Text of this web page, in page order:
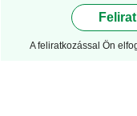
A feliratkozással Ön